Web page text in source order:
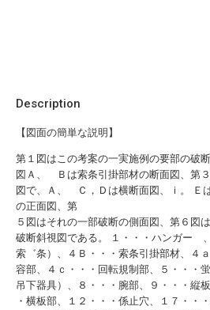
Description
【図面の簡単な説明】
第１図はこの考案の一実施例の要部の破
図Ａ、 Ｂは索条引掛部材の断面図、第
図で、Ａ、 Ｃ，Ｄは横断面図、ｉ。 Ｅ
の正面図、第
５図はそれの一部破断の側面図、第６図
破断斜視図である。 １・・・ハンガー
索゛条）、４Ｂ・・・索条引掛部材、４
容部、４ｃ・・・回転規制部、５・・・
吊下器具）、８・・・腕部、９・・・縦
・横板部、１２・・・係止穴、１７・・